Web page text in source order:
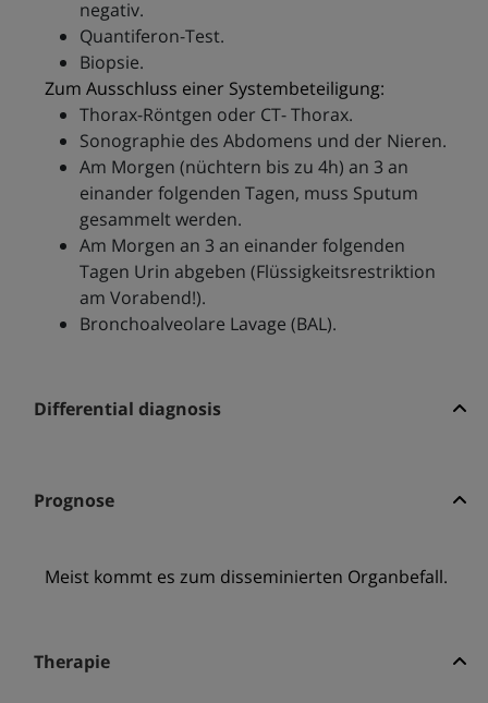
negativ.
Quantiferon-Test.
Biopsie.
Zum Ausschluss einer Systembeteiligung:
Thorax-Röntgen oder CT- Thorax.
Sonographie des Abdomens und der Nieren.
Am Morgen (nüchtern bis zu 4h) an 3 an
einander folgenden Tagen, muss Sputum
gesammelt werden.
Am Morgen an 3 an einander folgenden
Tagen Urin abgeben (Flüssigkeitsrestriktion
am Vorabend!).
Bronchoalveolare Lavage (BAL).
Differential diagnosis
Prognose
Meist kommt es zum disseminierten Organbefall.
Therapie